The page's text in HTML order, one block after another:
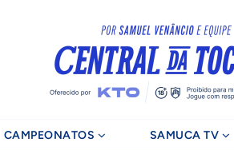
CAMPEONATOS SAMUCA TV